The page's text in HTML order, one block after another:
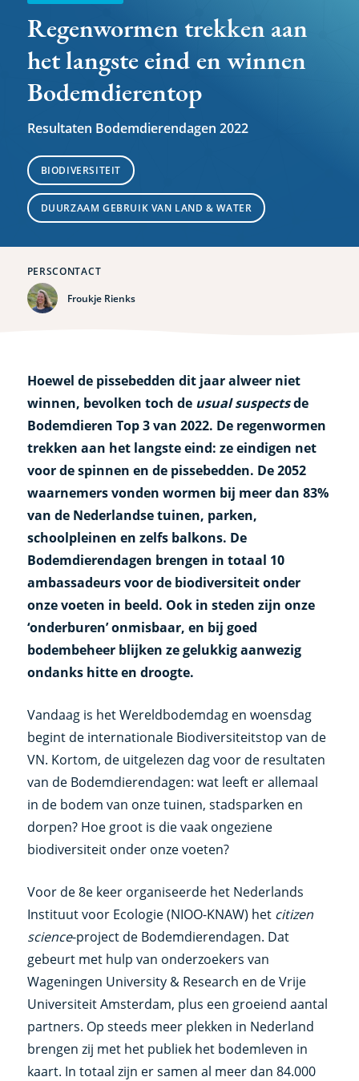
Regenwormen trekken aan
het langste eind en winnen
Bodemdierentop
Resultaten Bodemdierendagen 2022
BIODIVERSITEIT
DUURZAAM GEBRUIK VAN LAND & WATER
PERSCONTACT
Froukje Rienks
Hoewel de pissebedden dit jaar alweer niet
winnen, bevolken toch de usual suspectsde
Bodemdieren Top 3 van 2022. De regenwormen
trekken aan het langste eind: ze eindigen net
voor de spinnen en de pissebedden. De 2052
waarnemers vonden wormen bij meer dan 83%
van de Nederlandse tuinen, parken,
schoolpleinen en zelfs balkons. De
Bodemdierendagen brengen in totaal 10
ambassadeurs voor de biodiversiteit onder
onze voeten in beeld. Ook in steden zijn onze
‘onderburen’ onmisbaar, en bij goed
bodembeheer blijken ze gelukkig aanwezig
ondanks hitte en droogte.
Vandaag is het Wereldbodemdag en woensdag
begint de internationale Biodiversiteitstop van de
VN. Kortom, de uitgelezen dag voor de resultaten
van de Bodemdierendagen: wat leeft er allemaal
in de bodem van onze tuinen, stadsparken en
dorpen? Hoe groot is die vaak ongeziene
biodiversiteit onder onze voeten?
Voor de 8e keer organiseerde het Nederlands
Instituut voor Ecologie (NIOO-KNAW) het citizen
science-project de Bodemdierendagen. Dat
gebeurt met hulp van onderzoekers van
Wageningen University & Research en de Vrije
Universiteit Amsterdam, plus een groeiend aantal
partners. Op steeds meer plekken in Nederland
brengen zij met het publiek het bodemleven in
kaart. In totaal zijn er samen al meer dan 84.000